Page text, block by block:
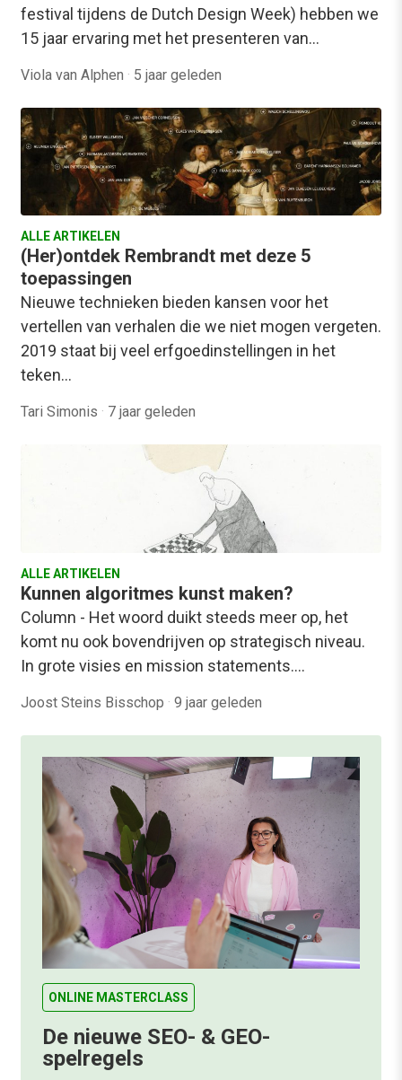
festival tijdens de Dutch Design Week) hebben we
15 jaar ervaring met het presenteren van…
Viola van Alphen · 5 jaar geleden
ALLE ARTIKELEN
(Her)ontdek Rembrandt met deze 5
toepassingen
Nieuwe technieken bieden kansen voor het
vertellen van verhalen die we niet mogen vergeten.
2019 staat bij veel erfgoedinstellingen in het
teken…
Tari Simonis · 7 jaar geleden
ALLE ARTIKELEN
Kunnen algoritmes kunst maken?
Column - Het woord duikt steeds meer op, het
komt nu ook bovendrijven op strategisch niveau.
In grote visies en mission statements.…
Joost Steins Bisschop · 9 jaar geleden
ONLINE MASTERCLASS
De nieuwe SEO- & GEO-
spelregels